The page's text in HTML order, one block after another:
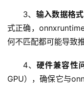
3、 输入数据格
式正确，
何不匹配都可能导致
4、硬件兼容性
GPU），确保它与